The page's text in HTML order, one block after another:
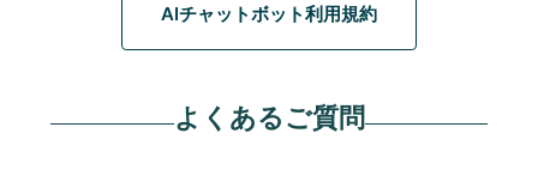
AIチャットボット利用規約
よくあるご質問